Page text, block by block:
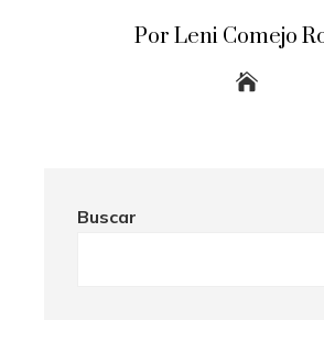
Por Leni Comejo
Buscar